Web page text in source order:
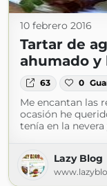
10 febrero 2016
Tartar de
ahumado y
63 0
Me encantan las
ocasión he
tenía en la
Lazy Blog